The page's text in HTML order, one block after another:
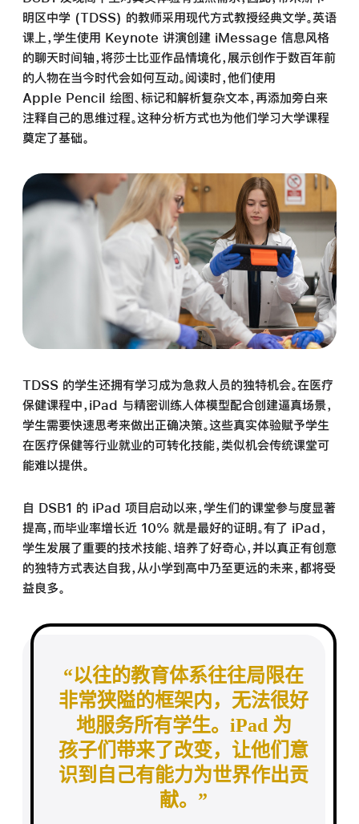
明区中学 (TDSS) 的教师采用现代方式教授经典文学。英语
课上，学生使用 Keynote 讲演创建 iMessage 信息风格
的聊天时间轴，将莎士比亚作品情境化，展示创作于数百年前
的人物在当今时代会如何互动。阅读时，他们使用
Apple Pencil 绘图、标记和解析复杂文本，再添加旁白来
注释自己的思维过程。这种分析方式也为他们学习大学课程
奠定了基础。
TDSS 的学生还拥有学习成为急救人员的独特机会。在医疗
保健课程中，iPad 与精密训练人体模型配合创建逼真场景，
学生需要快速思考来做出正确决策。这些真实体验赋予学生
在医疗保健等行业就业的可转化技能，类似机会传统课堂可
能难以提供。
自 DSB1 的 iPad 项目启动以来，学生们的课堂参与度显著
提高，而毕业率增长近 10% 就是最好的证明。有了 iPad，
学生发展了重要的技术技能、培养了好奇心，并以真正有创意
的独特方式表达自我，从小学到高中乃至更远的未来，都将受
益良多。
以往的教育体系往往局限在
非常狭隘的框架内， 无法很好
地服务所有学生。iPad 为
孩子们 带来了改变，让他们意
识到自己有能力为世界作出贡
献。